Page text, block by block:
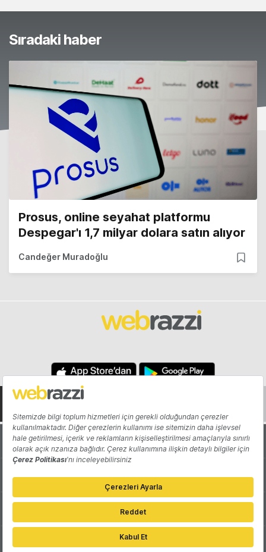
Sıradaki haber
Prosus, online seyahat platformu
Despegar'ı 1,7 milyar dolara satın alıyor
Candeğer Muradoğlu
Hakkında Yazarlar
Katkıda Bulun Reklam